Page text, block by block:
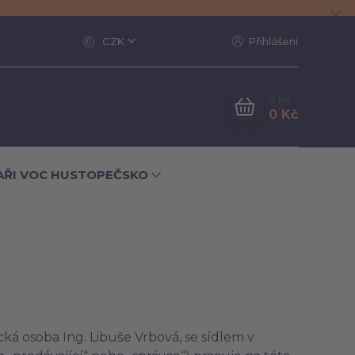
CZK Přihlášení
0 Kč
VOC HUSTOPEČSKO
osoba Ing. Libuše Vrbová, se sídlem v